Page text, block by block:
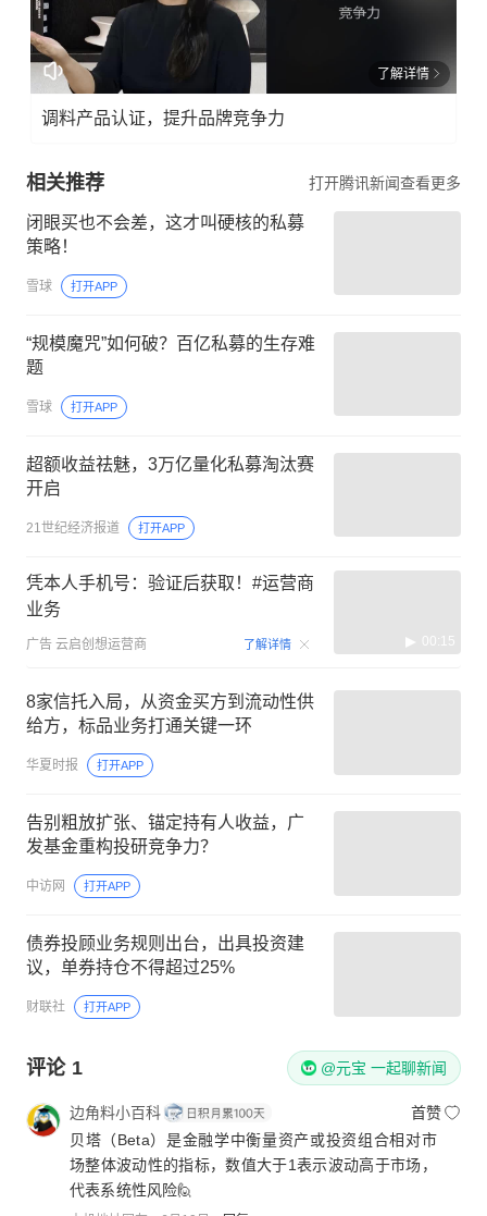
了解详情
调料产品认证，提升品牌竞争力
相关推荐 打开腾讯新闻查看更多
闭眼买也不会差，这才叫硬核的私募
策略！
雪球 打开APP
“规模魔咒”如何破？百亿私募的生存难
题
雪球 打开APP
超额收益祛魅，3万亿量化私募淘汰赛
开启
21世纪经济报道 打开APP
凭本人手机号：验证后获取！#运营商
业务
广告 云启创想运营商 了解详情 00:15
8家信托入局，从资金买方到流动性供
给方，标品业务打通关键一环
华夏时报 打开APP
告别粗放扩张、锚定持有人收益，广
发基金重构投研竞争力？
中访网 打开APP
债券投顾业务规则出台，出具投资建
议，单券持仓不得超过25%
财联社 打开APP
评论 1 @元宝 一起聊新闻
边角料小百科
首赞
贝塔（Beta）是金融学中衡量资产或投资组合相对市
场整体波动性的指标，数值大于1表示波动高于市场，
代表系统性风险🙋